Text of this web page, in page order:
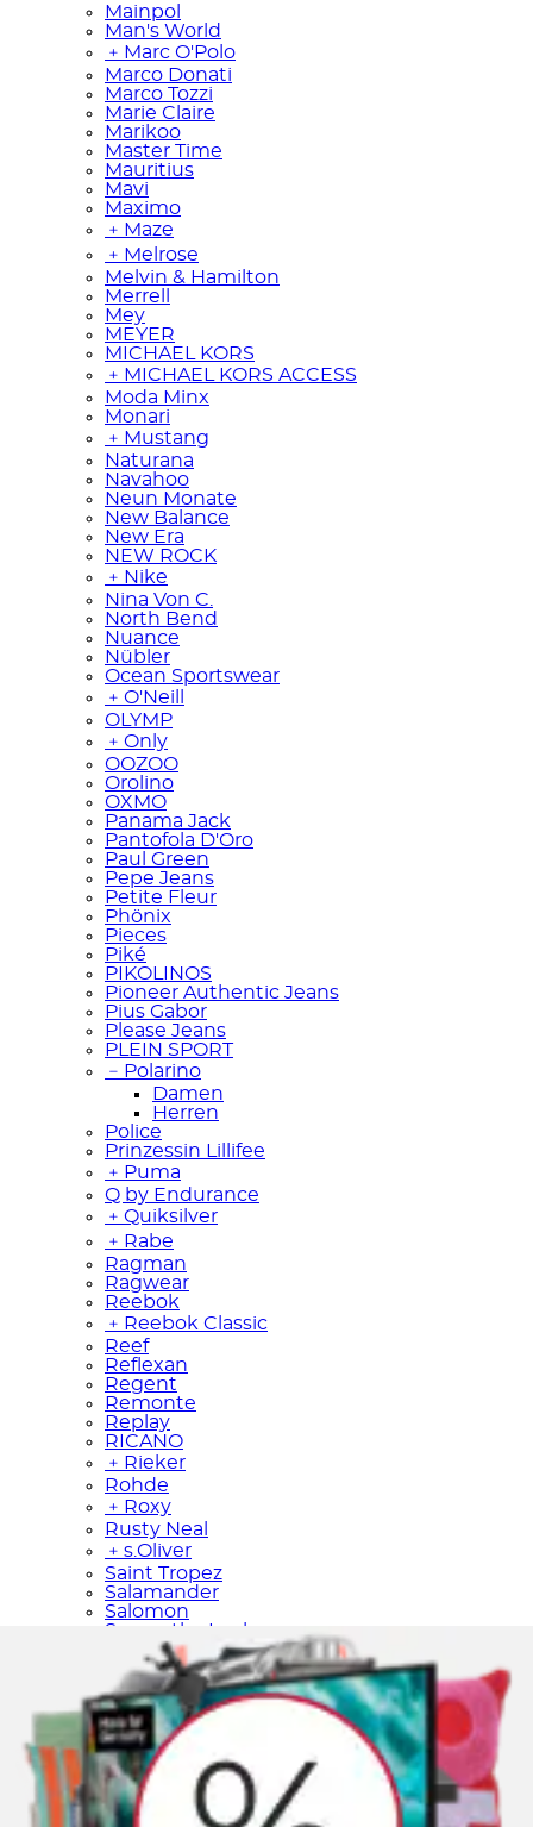
Mainpol
Man's World
﹢ Marc O'Polo
Marco Donati
Marco Tozzi
Marie Claire
Marikoo
Master Time
Mauritius
Mavi
Maximo
﹢ Maze
﹢ Melrose
Melvin & Hamilton
Merrell
Mey
MEYER
MICHAEL KORS
﹢ MICHAEL KORS ACCESS
Moda Minx
Monari
﹢ Mustang
Naturana
Navahoo
Neun Monate
New Balance
New Era
NEW ROCK
﹢ Nike
Nina Von C.
North Bend
Nuance
Nübler
Ocean Sportswear
﹢ O'Neill
OLYMP
﹢ Only
OOZOO
Orolino
OXMO
Panama Jack
Pantofola D'Oro
Paul Green
Pepe Jeans
Petite Fleur
Phönix
Pieces
Piké
PIKOLINOS
Pioneer Authentic Jeans
Pius Gabor
Please Jeans
PLEIN SPORT
﹣ Polarino
Damen
Herren
Police
Prinzessin Lillifee
﹢ Puma
Q by Endurance
﹢ Quiksilver
﹢ Rabe
Ragman
Ragwear
Reebok
﹢ Reebok Classic
Reef
Reflexan
Regent
Remonte
Replay
RICANO
﹢ Rieker
Rohde
﹢ Roxy
Rusty Neal
﹢ s.Oliver
Saint Tropez
Salamander
Salomon
Samantha Look
Sansibar
Sassa
Schiesser
﹢Schöffel
Scout
﹢Seidensticker
Seiko
SENSES.THE LABEL
Sergio Tacchini